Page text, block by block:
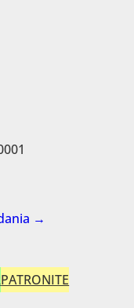
→
PATRONITE